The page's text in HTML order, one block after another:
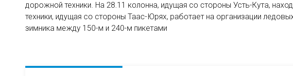
дорожной техники. На 28.11 колонна, идущая со стороны Усть-Кута,
техники, идущая со стороны Таас-Юрях, работает на организации
зимника между 150-м и 240-м пикетами